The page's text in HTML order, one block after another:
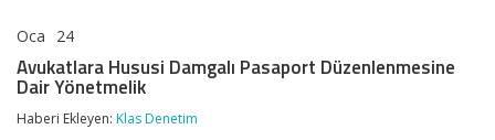
Oca 24
Damgalı
Pasaport
Düzenlenmesine
Dair
Avukatlara Hususi Damgalı Pasaport Düzenlenmesine
Dair Yönetmelik
Haberi Ekleyen: Klas Denetim